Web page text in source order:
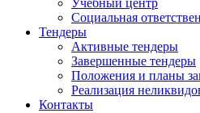
Учебный центр
Социальная
Тендеры
Активные тендеры
Завершенные тендеры
Положения и планы
Реализация
Контакты